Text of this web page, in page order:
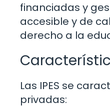
financiadas y
accesible y de
derecho a la
Las IPES se
privadas: